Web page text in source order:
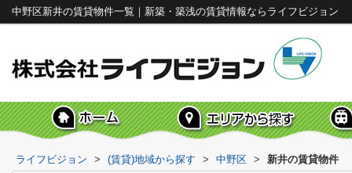
中野区新井の賃貸物件一覧｜新築・築浅の賃貸情報ならライフビジョン
ライフビジョン > (賃貸)地域から探す > 中野区 > 新井の賃貸物件